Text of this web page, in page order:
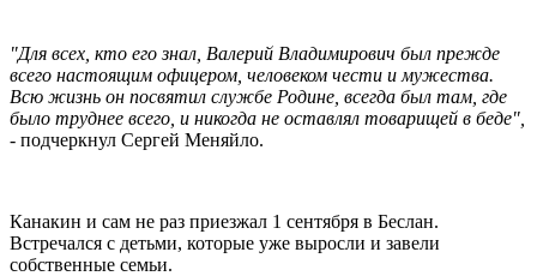
"Для всех, кто его знал, Валерий Владимирович был прежде
всего настоящим офицером, человеком чести и мужества.
Всю жизнь он посвятил службе Родине, всегда был там, где
было труднее всего, и никогда не оставлял товарищей в беде",
- подчеркнул Сергей Меняйло.
Канакин и сам не раз приезжал 1 сентября в Беслан.
Встречался с детьми, которые уже выросли и завели
собственные семьи.